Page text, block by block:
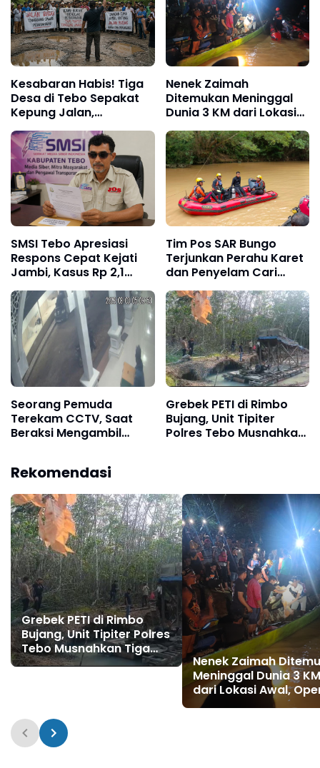
Kesabaran Habis! Tiga
Desa di Tebo Sepakat
Kepung Jalan,
Perusahaan
Diultimatum
Bertanggung Jawab
Nenek Zaimah
Ditemukan Meninggal
Dunia 3 KM dari Lokasi
Awal, Operasi SAR
Sungai Nalo Tantan
Resmi Ditutup
SMSI Tebo Apresiasi
Respons Cepat Kejati
Jambi, Kasus Rp 2,1
Miliar PUPR Tebo
Kembali Disorot
Tim Pos SAR Bungo
Terjunkan Perahu Karet
dan Penyelam Cari
Nenek Zaimah yang
Tenggelam di Sungai
Nalo Tantan Merangin
Seorang Pemuda
Terekam CCTV, Saat
Beraksi Mengambil
Grebek PETI di Rimbo
Bujang, Unit Tipiter
Polres Tebo Musnahkan
Rekomendasi
Grebek PETI di Rimbo
Bujang, Unit Tipiter Polres
Tebo Musnahkan Tiga
Rakit Dompeng dengan
Nenek Zaimah
Meninggal Dunia 3 KM
dari Lokasi Awal,
SAR Sungai Nalo